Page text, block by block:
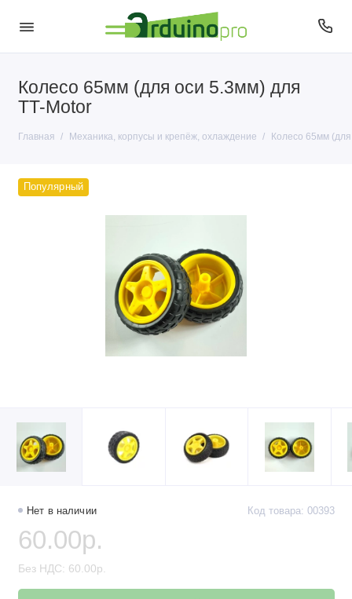
Колесо 65мм (для оси 5.3мм) для
TT-Motor
Главная Механика, корпусы и крепёж, охлаждение Колесо 65мм
Корпусы и крепёж
Моторы, сервоприводы и помпы
Популярный
Нет в наличии Код товара: 00393
60.00р.
Без НДС: 60.00р.